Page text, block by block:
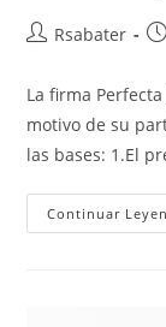
Rsabater
La firma
motivo de su
las bases: 1.El
Continuar